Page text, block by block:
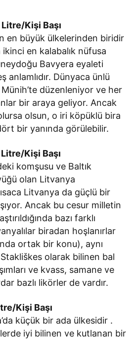
Kişi Başı
en büyük ülkelerinden biridir
ikinci en kalabalık nüfusa
Bavyera eyaleti
anlamlıdır. Dünyaca ünlü
düzenleniyor ve her
bir araya geliyor. Ancak
olsun, o iri köpüklü bira
bir yanında görülebilir.
Kişi Başı
komşusu ve Baltık
olan Litvanya
Litvanya da güçlü bir
Ancak bu cesur milletin
bazı farklı
biradan hoşlanırlar
ortak bir konu), aynı
olarak bilinen bal
ve kvass, samane ve
bazlı likörler de vardır.
Kişi Başı
küçük bir ada ülkesidir .
iyi bilinen ve kutlanan bir